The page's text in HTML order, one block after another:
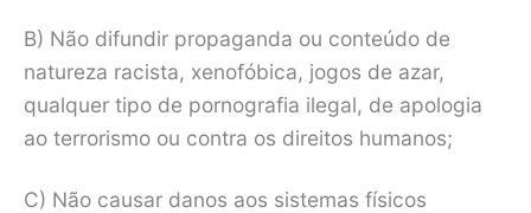
B) Não difundir propaganda ou conteúdo de
natureza racista, xenofóbica, jogos de azar,
qualquer tipo de pornografia ilegal, de apologia
ao terrorismo ou contra os direitos humanos;
C) Não causar danos aos sistemas físicos